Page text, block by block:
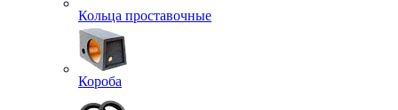
Кольца проставочные
Короба